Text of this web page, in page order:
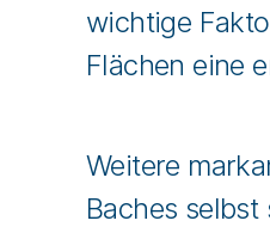
wichtige
Flächen eine
Weitere
Baches